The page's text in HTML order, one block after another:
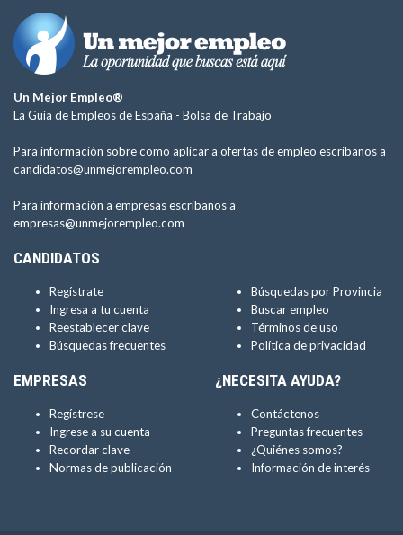
Un Mejor Empleo®
La Guía de Empleos de España - Bolsa de Trabajo
Para información sobre como aplicar a ofertas de empleo escríbanos a
candidatos@unmejorempleo.com
Para información a empresas escríbanos a
empresas@unmejorempleo.com
CANDIDATOS
Regístrate
Ingresa a tu cuenta
Reestablecer clave
Búsquedas frecuentes
Búsquedas por Provincia
Buscar empleo
Términos de uso
Política de privacidad
EMPRESAS
Regístrese
Ingrese a su cuenta
Recordar clave
Normas de publicación
¿NECESITA AYUDA?
Contáctenos
Preguntas frecuentes
¿Quiénes somos?
Información de interés